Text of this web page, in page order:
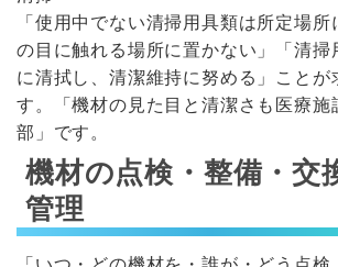
「使用中でない清掃用具類は所定場
の目に触れる場所に置かない」「清掃
に清拭し、清潔維持に努める」ことが
す。「機材の見た目と清潔さも医療施
部」です。
機材の点検・整備・交
管理